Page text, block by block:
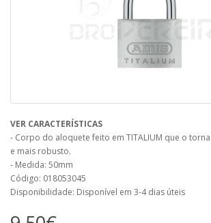
VER CARACTERÍSTICAS
- Corpo do aloquete feito em TITALIUM que o
e mais robusto.
- Medida: 50mm
Código: 018053045
Disponibilidade: Disponível em 3-4 dias úteis